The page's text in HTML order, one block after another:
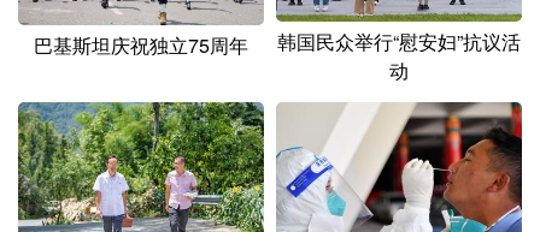
巴基斯坦庆祝独立75周年
韩国民众举行“慰安妇”抗议活
动